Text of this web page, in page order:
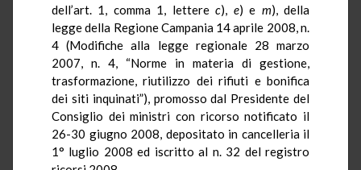
dell’art. 1, comma 1, letterec), e) e m), della
legge della Regione Campania 14 aprile 2008, n.
4 (Modifiche alla legge regionale 28 marzo
2007, n. 4, “Norme in materia di gestione,
trasformazione, riutilizzo dei rifiuti e bonifica
dei siti inquinati”), promosso dal Presidente del
Consiglio dei ministri con ricorso notificato il
26-30 giugno 2008, depositato in cancelleria il
1° luglio 2008 ed iscritto al n. 32 del registro